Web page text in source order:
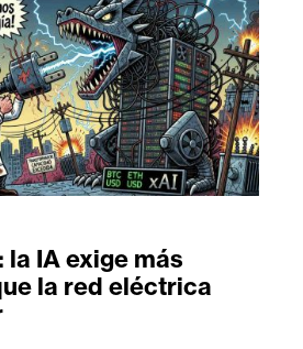
IA exige más
la red eléctrica